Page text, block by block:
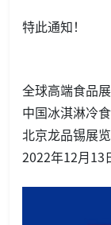
特此通知！
全球高端食品
中国冰淇淋冷
北京龙品锡展
2022年12月13